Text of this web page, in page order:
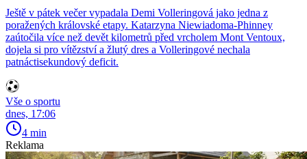
Ještě v pátek večer vypadala Demi Volleringová jako jedna z
poražených královské etapy. Katarzyna Niewiadoma-Phinney
zaútočila více než devět kilometrů před vrcholem Mont Ventoux,
dojela si pro vítězství a žlutý dres a Volleringové nechala
patnáctisekundový deficit.
Vše o sportu
dnes, 17:06
4 min
Reklama